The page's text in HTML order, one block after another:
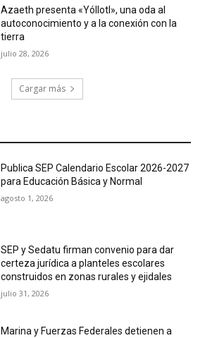
Azaeth presenta «Yóllotl», una oda al
autoconocimiento y a la conexión con la
tierra
julio 28, 2026
Cargar más
Publica SEP Calendario Escolar 2026-2027
para Educación Básica y Normal
agosto 1, 2026
SEP y Sedatu firman convenio para dar
certeza jurídica a planteles escolares
construidos en zonas rurales y ejidales
julio 31, 2026
Marina y Fuerzas Federales detienen a